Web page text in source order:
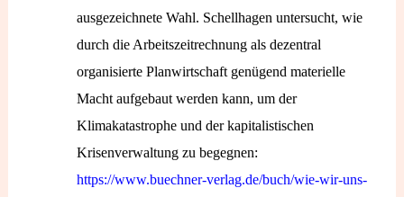
ausgezeichnete Wahl. Schellhagen untersucht, wie
durch die Arbeitszeitrechnung als dezentral
organisierte Planwirtschaft genügend materielle
Macht aufgebaut werden kann, um der
Klimakatastrophe und der kapitalistischen
Krisenverwaltung zu begegnen:
https://www.buechner-verlag.de/buch/wie-wir-uns-